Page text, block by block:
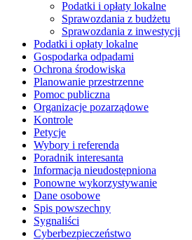
Podatki i opłaty lokalne
Sprawozdania z budżetu
Sprawozdania z inwestycji
Podatki i opłaty lokalne
Gospodarka odpadami
Ochrona środowiska
Planowanie przestrzenne
Pomoc publiczna
Organizacje pozarządowe
Kontrole
Petycje
Wybory i referenda
Poradnik interesanta
Informacja nieudostępniona
Ponowne wykorzystywanie
Dane osobowe
Spis powszechny
Sygnaliści
Cyberbezpieczeństwo